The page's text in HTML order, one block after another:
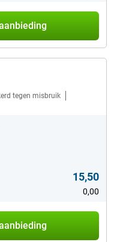
tegen misbruik
15,50
0,00